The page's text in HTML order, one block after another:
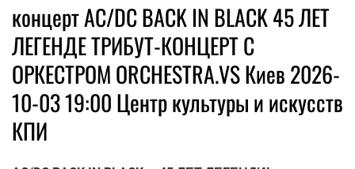
концерт AC/DC BACK IN BLACK 45 ЛЕТ
ЛЕГЕНДЕ ТРИБУТ-КОНЦЕРТ С
ОРКЕСТРОМ ORCHESTRA.VS Киев 2026-
10-03 19:00 Центр культуры и искусств
КПИ